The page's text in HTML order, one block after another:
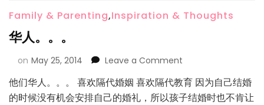
Family & Parenting,Inspiration & Thoughts
华人。。。
on May 25, 2014 Leave a Comment
他们华人。。。 喜欢隔代婚姻 喜欢隔代教育 因为自己结婚
的时候没有机会安排自己的婚礼，所以孩子结婚时也不肯让